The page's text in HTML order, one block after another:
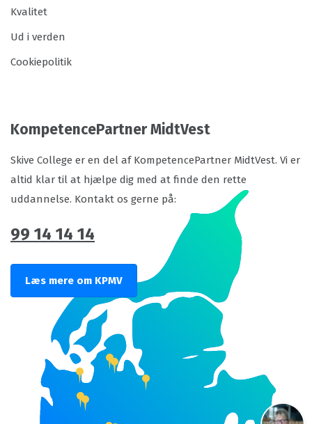
Kvalitet
Ud i verden
Cookiepolitik
KompetencePartner MidtVest
Skive College er en del af KompetencePartner MidtVest. Vi er
altid klar til at hjælpe dig med at finde den rette
uddannelse. Kontakt os gerne på:
99 14 14 14
Læs mere om KPMV